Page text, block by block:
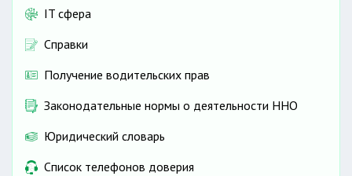
IT сфера
Справки
Получение водительских прав
Законодательные нормы о деятельности ННО
Юридический словарь
Список телефонов доверия